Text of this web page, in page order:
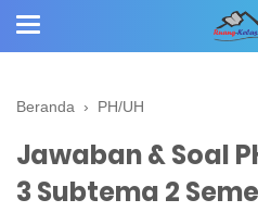
Beranda › PH/UH
Jawaban & Soal
3 Subtema 2